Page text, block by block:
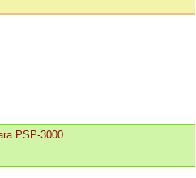
PSP-3000